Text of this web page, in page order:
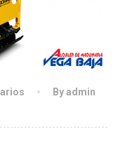
By admin